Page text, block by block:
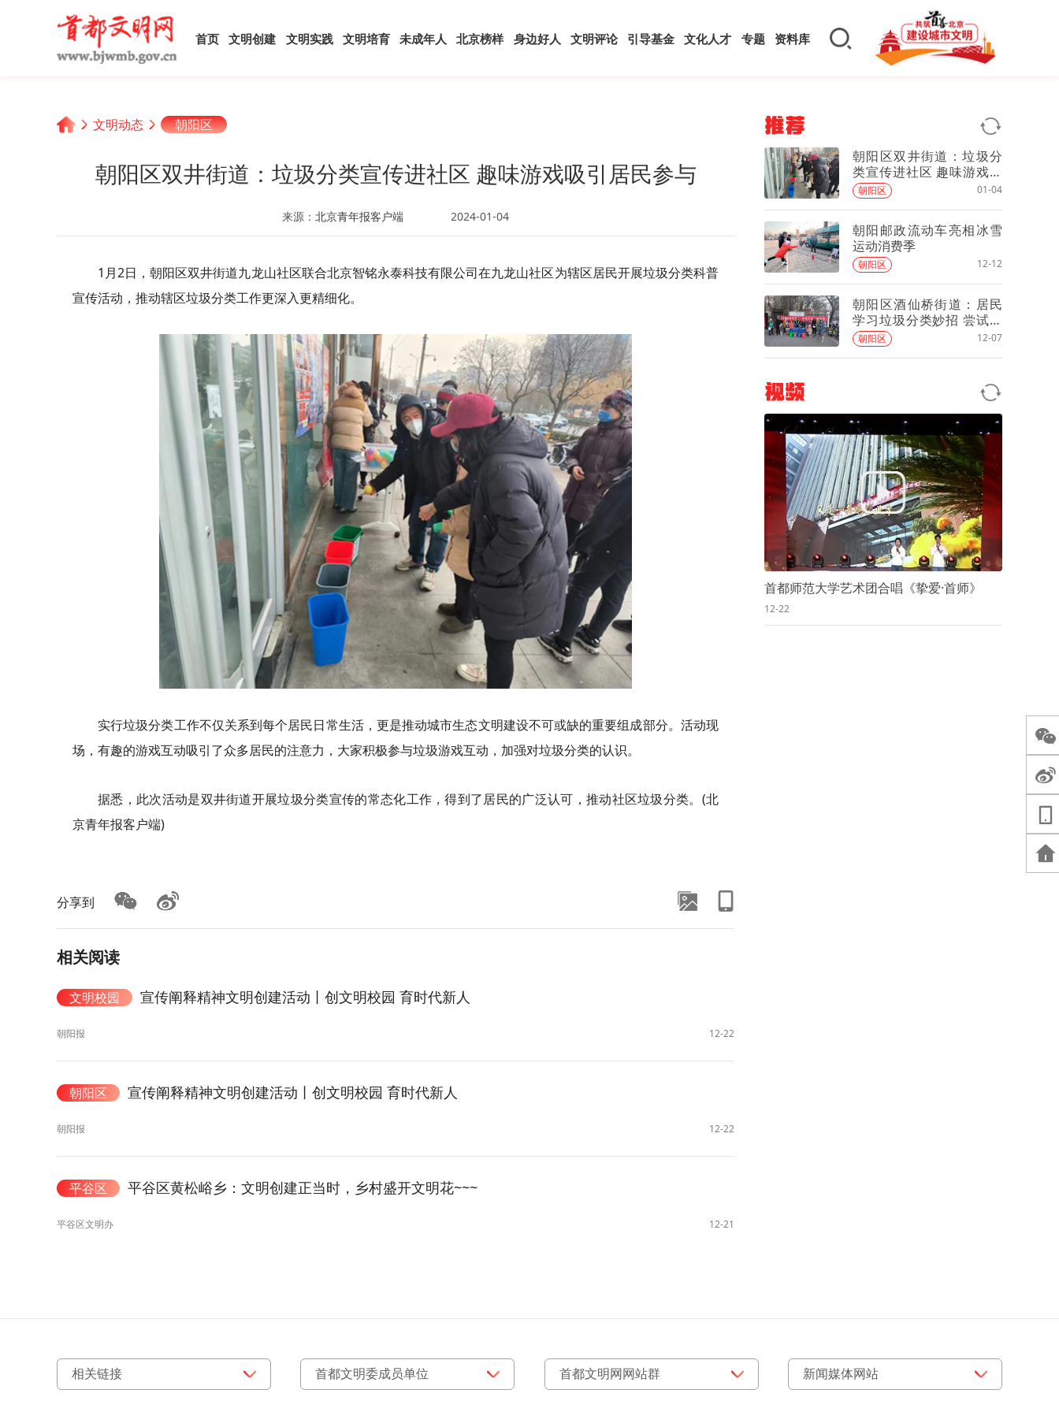
首页 文明创建 文明实践 文明培育 未成年人 北京榜样 身边好人 文明评论 引导基金 文化人才 专题 资料库
文明动态 朝阳区
朝阳区双井街道：垃圾分类宣传进社区 趣味游戏吸引居民参与
来源： 北京青年报客户端 2024-01-04
1月2日，朝阳区双井街道九龙山社区联合北京智铭永泰科技有限公司在九龙山社区为辖区居民开展垃圾分类科普
宣传活动，推动辖区垃圾分类工作更深入更精细化。
实行垃圾分类工作不仅关系到每个居民日常生活，更是推动城市生态文明建设不可或缺的重要组成部分。活动现
场，有趣的游戏互动吸引了众多居民的注意力，大家积极参与垃圾游戏互动，加强对垃圾分类的认识。
据悉，此次活动是双井街道开展垃圾分类宣传的常态化工作，得到了居民的广泛认可，推动社区垃圾分类。(北
京青年报客户端)
分享到
相关阅读
文明校园 宣传阐释精神文明创建活动丨创文明校园 育时代新人
朝阳报 12-22
朝阳区 宣传阐释精神文明创建活动丨创文明校园 育时代新人
朝阳报 12-22
平谷区 平谷区黄松峪乡：文明创建正当时，乡村盛开文明花~~~
平谷区文明办 12-21
推荐
朝阳区双井街道：垃圾分
类宣传进社区 趣味游戏吸
引居民参与
朝阳区 01-04
朝阳邮政流动车亮相冰雪
运动消费季
朝阳区 12-12
朝阳区酒仙桥街道：居民
学习垃圾分类妙招 尝试循
环利用“变废为宝”
朝阳区 12-07
视频
首都师范大学艺术团合唱《挚爱·首师》
12-22